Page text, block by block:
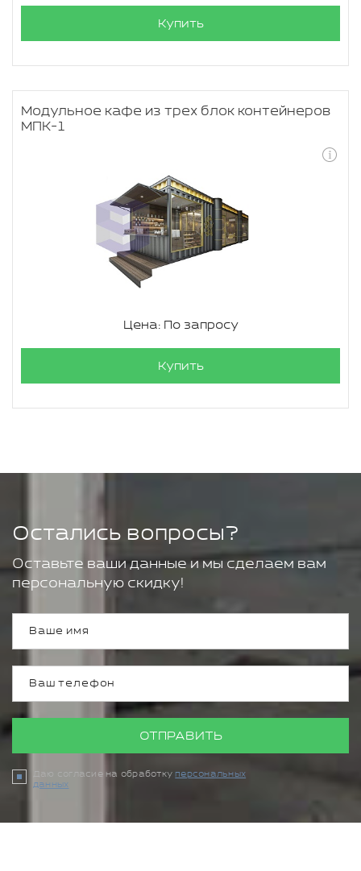
Купить
Модульное кафе из трех блок контейнеров
МПК-1
Цена: По запросу
Купить
Остались вопросы?
Оставьте ваши данные и мы сделаем вам
персональную скидку!
ОТПРАВИТЬ
Даю согласие на обработкуперсональных
данных